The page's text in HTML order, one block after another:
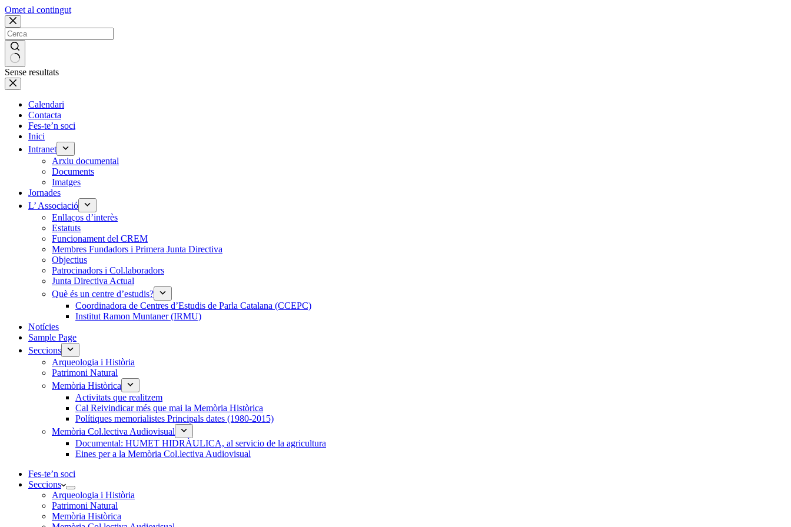
Omet al contingut
Sense resultats
Calendari
Contacta
Fes-te’n soci
Inici
Intranet
Arxiu documental
Documents
Imatges
Jornades
L’ Associació
Enllaços d’interès
Estatuts
Funcionament del CREM
Membres Fundadors i Primera Junta Directiva
Objectius
Patrocinadors i Col.laboradors
Junta Directiva Actual
Què és un centre d’estudis?
Coordinadora de Centres d’Estudis de Parla Catalana (CCEPC)
Institut Ramon Muntaner (IRMU)
Notícies
Sample Page
Seccions
Arqueologia i Història
Patrimoni Natural
Memòria Històrica
Activitats que realitzem
Cal Reivindicar més que mai la Memòria Històrica
Polítiques memorialistes Principals dates (1980-2015)
Memòria Col.lectiva Audiovisual
Documental: HUMET HIDRÀULICA, al servicio de la agricultura
Eines per a la Memòria Col.lectiva Audiovisual
Fes-te’n soci
Seccions
Arqueologia i Història
Patrimoni Natural
Memòria Històrica